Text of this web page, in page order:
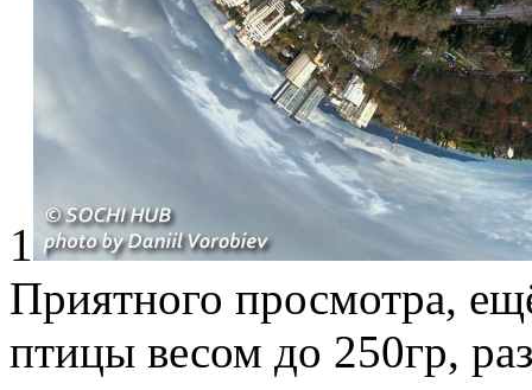
1
Приятного просмотра,
птицы весом до 250гр,